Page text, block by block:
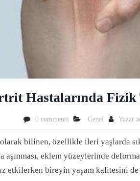
Hastalarında
0 comments Genel Yazar
bilinen, özellikle ileri yaşlarda
eklem yüzeylerinde
etkilerken bireyin yaşam kalitesini